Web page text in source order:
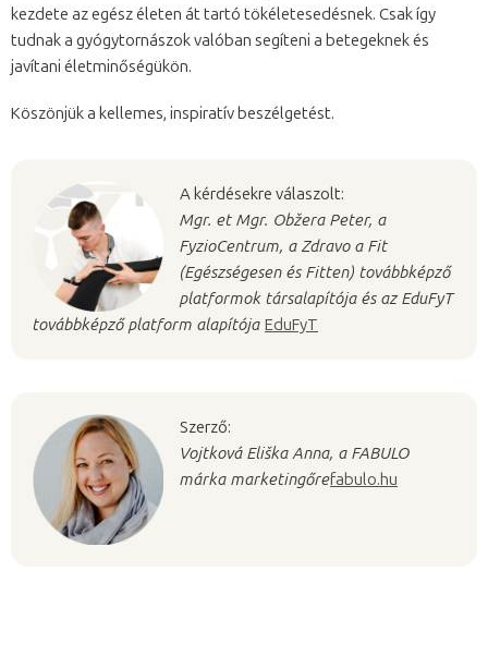
kezdete az egész életen át tartó tökéletesedésnek. Csak így
tudnak a gyógytornászok valóban segíteni a betegeknek és
javítani életminőségükön.
Köszönjük a kellemes, inspiratív beszélgetést.
A kérdésekre válaszolt:
Mgr. et Mgr. Obžera Peter, a
FyzioCentrum, a Zdravo a Fit
(Egészségesen és Fitten) továbbképző
platformok társalapítója és az EduFyT
továbbképző platform alapítója EduFyT
Szerző:
Vojtková Eliška Anna, a FABULO
márka marketingőrefabulo.hu